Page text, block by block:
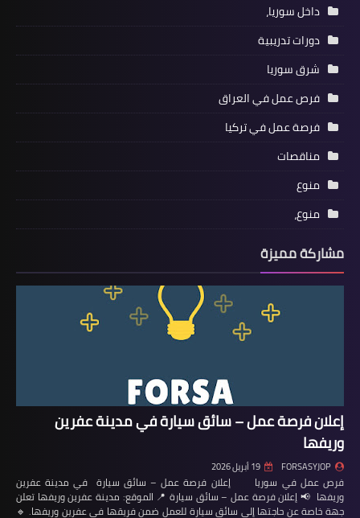
داخل سوريا،
دورات تدريبية
شرق سوريا
فرص عمل في العراق
فرصة عمل في تركيا
مناقصات
منوع
منوع،
مشاركة مميزة
إعلان فرصة عمل – سائق سيارة في مدينة عفرين
وريفها
FORSASYJOP 19 أبريل 2026
فرص عمل في سوريا إعلان فرصة عمل – سائق سيارة في مدينة عفرين
وريفها 📢 إعلان فرصة عمل – سائق سيارة 📍 الموقع: مدينة عفرين وريفها تعلن
جهة خاصة عن حاجتها إلى سائق سيارة للعمل ضمن فريقها في عفرين وريفها. 🔹